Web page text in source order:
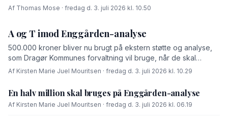
Af Thomas Mose · fredag d. 3. juli 2026 kl. 10.50
A og T imod Enggården-analyse
500.000 kroner bliver nu brugt på ekstern støtte og analyse,
som Dragør Kommunes forvaltning vil bruge, når de skal
forhandle med OK-fonden om en driftsoverenskomst for
Af Kirsten Marie Juel Mouritsen · fredag d. 3. juli 2026 kl. 10.29
En halv million skal bruges på Enggården-analyse
Af Kirsten Marie Juel Mouritsen · fredag d. 3. juli 2026 kl. 06.19